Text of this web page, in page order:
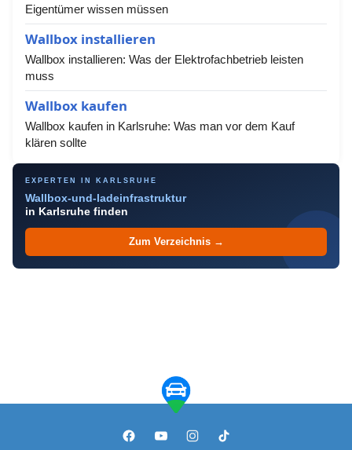
Eigentümer wissen müssen
Wallbox installieren
Wallbox installieren: Was der Elektrofachbetrieb leisten
muss
Wallbox kaufen
Wallbox kaufen in Karlsruhe: Was man vor dem Kauf
klären sollte
EXPERTEN IN KARLSRUHE
Wallbox-und-ladeinfrastruktur
in Karlsruhe finden
Zum Verzeichnis →